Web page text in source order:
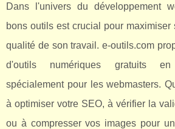
Dans l'univers du développement
bons outils est crucial pour maximiser
qualité de son travail. e-outils.com
d'outils numériques gratuits
spécialement pour les webmasters.
à optimiser votre SEO, à vérifier la
ou à compresser vos images pour